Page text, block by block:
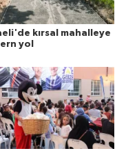
kırsal mahalleye
yol